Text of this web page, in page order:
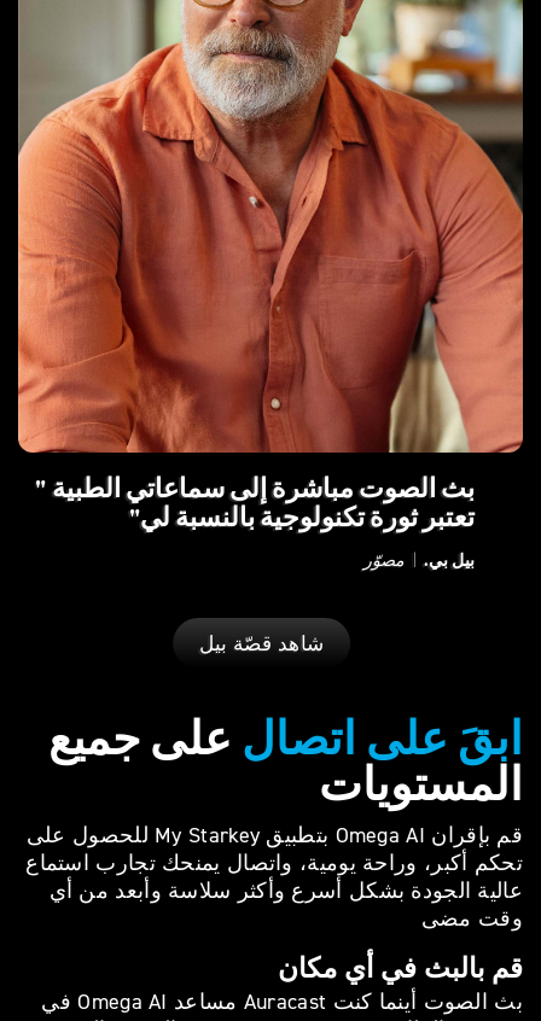
بث الصوت مباشرة إلى سماعاتي الطبية
تعتبر ثورة تكنولوجية بالنسبة لي
بيل بي. مصوّر
شاهد قصّة بيل
ابقَ على اتصال على جميع
المستويات
قم بإقران Omega AI بتطبيق My Starkey للحصول على
تحكم أكبر، وراحة يومية، واتصال يمنحك تجارب استماع
عالية الجودة بشكل أسرع وأكثر سلاسة وأبعد من أي
وقت مضى
قم بالبث في أي مكان
بث الصوت أينما كنت Auracast مساعد Omega AI في